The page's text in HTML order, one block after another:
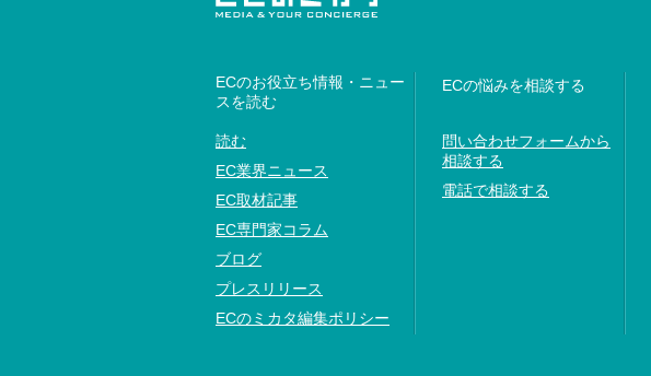
ECのお役立ち情報・ニュー
スを読む
読む
EC業界ニュース
EC取材記事
EC専門家コラム
ブログ
プレスリリース
ECのミカタ編集ポリシー
ECの悩みを相談する
問い合わせフォームから
相談する
電話で相談する